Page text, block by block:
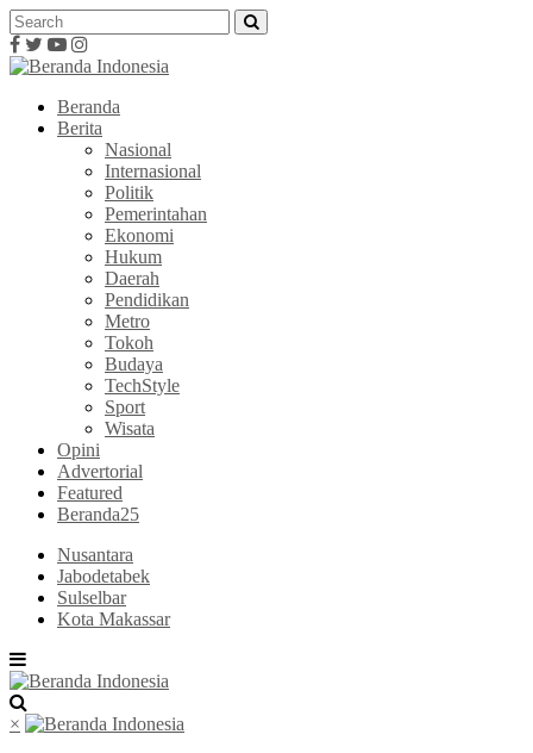
Beranda
Berita
Nasional
Internasional
Politik
Pemerintahan
Ekonomi
Hukum
Daerah
Pendidikan
Metro
Tokoh
Budaya
TechStyle
Sport
Wisata
Opini
Advertorial
Featured
Beranda25
Nusantara
Jabodetabek
Sulselbar
Kota Makassar
×